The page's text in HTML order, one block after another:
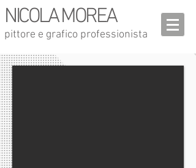
NICOLA MOREA
pittore e grafico professionista